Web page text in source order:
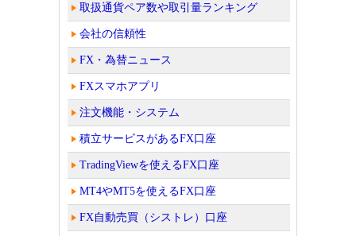
取扱通貨ペア数や取引量ランキング
会社の信頼性
FX・為替ニュース
FXスマホアプリ
注文機能・システム
積立サービスがあるFX口座
TradingViewを使えるFX口座
MT4やMT5を使えるFX口座
FX自動売買（シストレ）口座